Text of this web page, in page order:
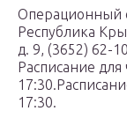
Республика
д. 9, (3652) 62-
Расписание
17:30.